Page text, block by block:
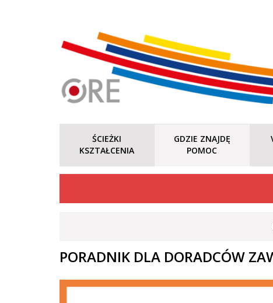
ŚCIEŻKI
KSZTAŁCENIA
GDZIE ZNAJDĘ
POMOC
PORADNIK DLA DORADCÓW